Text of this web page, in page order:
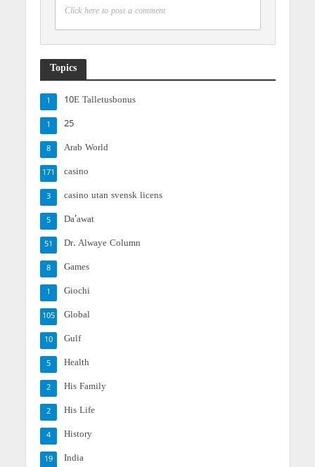
Click here to post a comment
Topics
10E Talletusbonus
1
25
1
Arab World
8
casino
171
casino utan svensk licens
3
Da'awat
5
Dr. Alwaye Column
51
Games
8
Giochi
1
Global
105
Gulf
10
Health
5
His Family
2
His Life
2
History
4
India
19